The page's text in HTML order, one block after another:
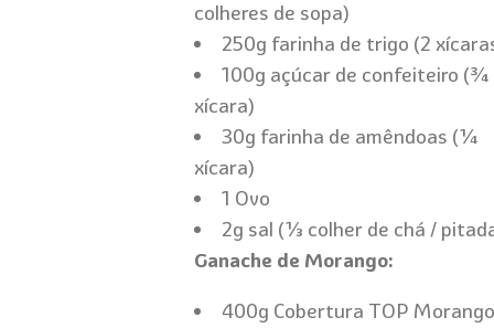
colheres de sopa)
250g farinha de trigo (2
100g açúcar de confeiteiro (¾
xícara)
30g farinha de amêndoas (¼
xícara)
1 Ovo
2g sal (⅓ colher de chá /
Ganache de Morango:
400g Cobertura TOP Morango